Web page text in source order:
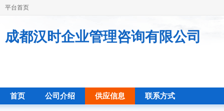
平台首页
成都汉时企业管理咨询有限公司
首页 公司介绍 供应信息 联系方式